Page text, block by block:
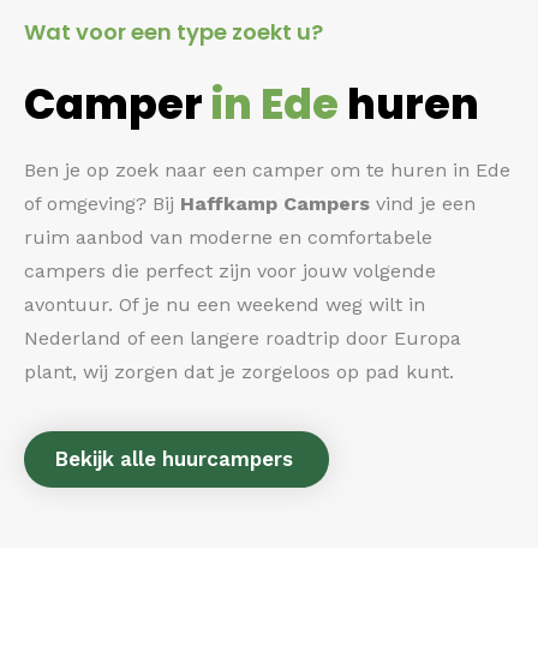
Wat voor een type zoekt u?
Camperin Ede huren
Ben je op zoek naar een camper om te huren in Ede
of omgeving? Bij Haffkamp Campers vind je een
ruim aanbod van moderne en comfortabele
campers die perfect zijn voor jouw volgende
avontuur. Of je nu een weekend weg wilt in
Nederland of een langere roadtrip door Europa
plant, wij zorgen dat je zorgeloos op pad kunt.
Bekijk alle huurcampers